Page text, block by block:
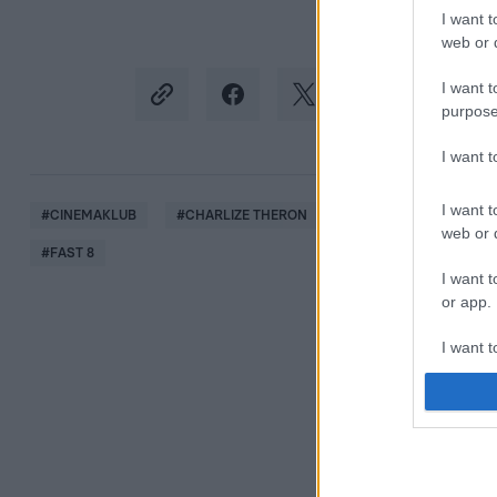
I want
web or
I want
I want
I want
web or
I want
or app.
I want
I want
#CINEMAKLUB #CHARLIZE THERON #
#FAST 8